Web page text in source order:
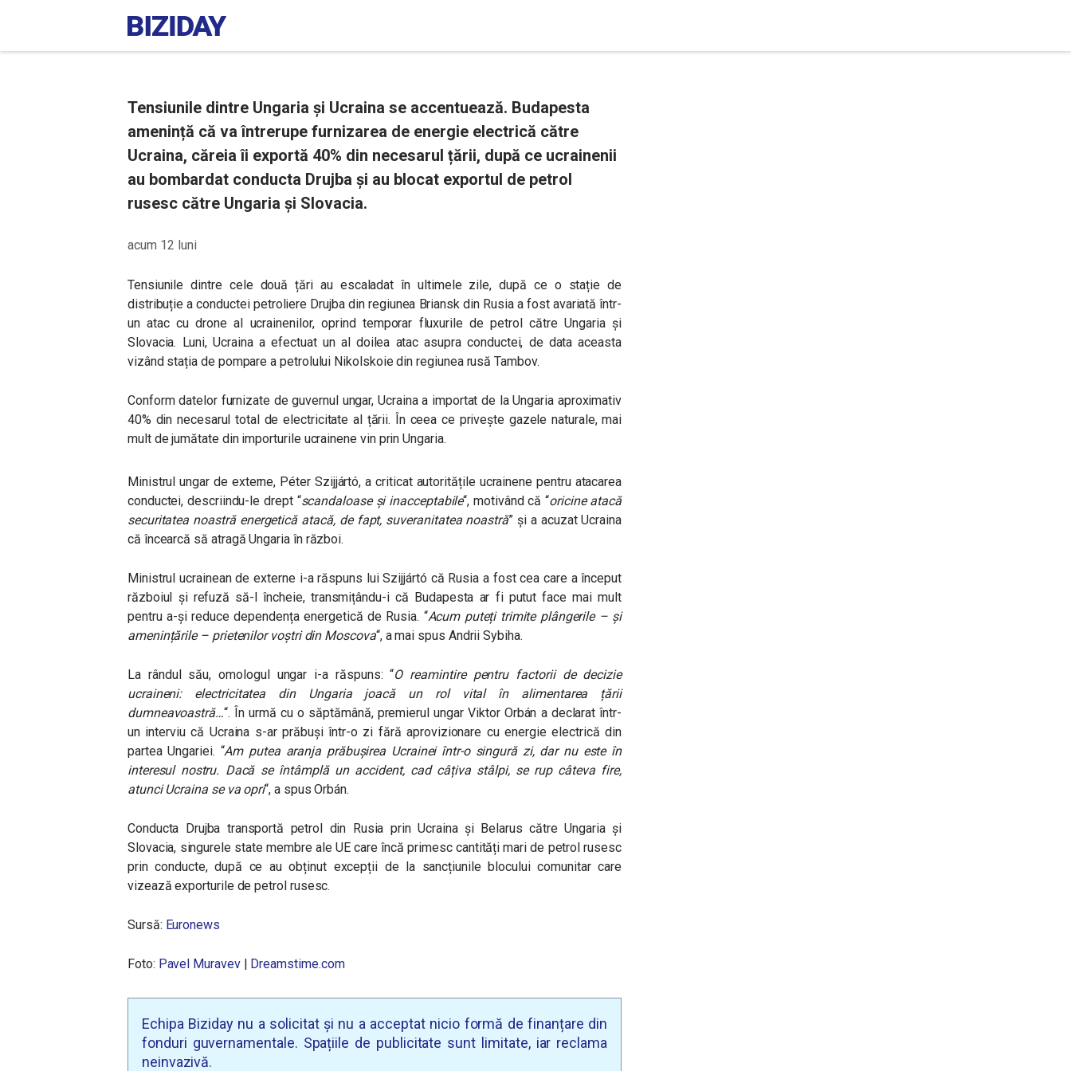
Tensiunile dintre Ungaria și Ucraina se accentuează. Budapesta
amenință că va întrerupe furnizarea de energie electrică către
Ucraina, căreia îi exportă 40% din necesarul țării, după ce ucrainenii
au bombardat conducta Drujba și au blocat exportul de petrol
rusesc către Ungaria și Slovacia.
acum 12 luni
Tensiunile dintre cele două țări au escaladat în ultimele zile, după ce o stație de
distribuție a conductei petroliere Drujba din regiunea Briansk din Rusia a fost avariată într-
un atac cu drone al ucrainenilor, oprind temporar fluxurile de petrol către Ungaria și
Slovacia. Luni, Ucraina a efectuat un al doilea atac asupra conductei, de data aceasta
vizând stația de pompare a petrolului Nikolskoie din regiunea rusă Tambov.
Conform datelor furnizate de guvernul ungar, Ucraina a importat de la Ungaria aproximativ
40% din necesarul total de electricitate al țării. În ceea ce privește gazele naturale, mai
mult de jumătate din importurile ucrainene vin prin Ungaria.
Ministrul ungar de externe, Péter Szijjártó, a criticat autoritățile ucrainene pentru atacarea
conductei, descriindu-le drept “scandaloase și inacceptabile“, motivând că “oricine atacă
securitatea noastră energetică atacă, de fapt, suveranitatea noastră” și a acuzat Ucraina
că încearcă să atragă Ungaria în război.
Ministrul ucrainean de externe i-a răspuns lui Szijjártó că Rusia a fost cea care a început
războiul și refuză să-l încheie, transmițându-i că Budapesta ar fi putut face mai mult
pentru a-și reduce dependența energetică de Rusia. “Acum puteți trimite plângerile – și
amenințările – prietenilor voștri din Moscova“, a mai spus Andrii Sybiha.
La rândul său, omologul ungar i-a răspuns: “O reamintire pentru factorii de decizie
ucraineni: electricitatea din Ungaria joacă un rol vital în alimentarea țării
dumneavoastră…“. În urmă cu o săptămână, premierul ungar Viktor Orbán a declarat într-
un interviu că Ucraina s-ar prăbuși într-o zi fără aprovizionare cu energie electrică din
partea Ungariei. “Am putea aranja prăbușirea Ucrainei într-o singură zi, dar nu este în
interesul nostru. Dacă se întâmplă un accident, cad câțiva stâlpi, se rup câteva fire,
atunci Ucraina se va opri“, a spus Orbán.
Conducta Drujba transportă petrol din Rusia prin Ucraina și Belarus către Ungaria și
Slovacia, singurele state membre ale UE care încă primesc cantități mari de petrol rusesc
prin conducte, după ce au obținut excepții de la sancțiunile blocului comunitar care
vizează exporturile de petrol rusesc.
Sursă: Euronews
Foto: Pavel Muravev| Dreamstime.com
Echipa Biziday nu a solicitat și nu a acceptat nicio formă de finanțare din
fonduri guvernamentale. Spațiile de publicitate sunt limitate, iar reclama
neinvazivă.